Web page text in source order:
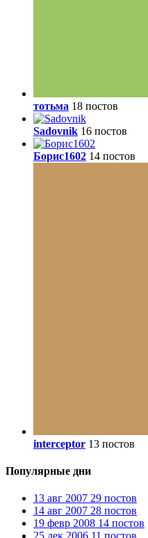
тотьма 18 постов
Sadovnik 16 постов
Борис1602 14 постов
interceptor 13 постов
Популярные дни
13 авг 2007 29 постов
14 авг 2007 28 постов
19 февр 2008 14 постов